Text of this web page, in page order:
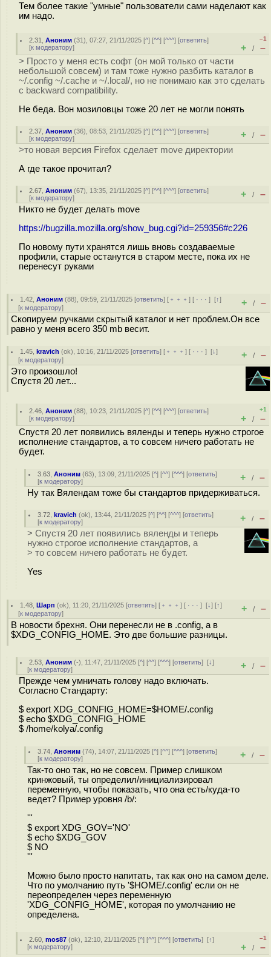
Тем более такие "умные" пользователи сами наделают как
им надо.
2.31 ,Аноним (31), 07:27, 21/11/2025 [^] [^^] [^^^] [ответить]
[к модератору]
–1
+ / –
> Просто у меня есть софт (он мой только от части
небольшой совсем) и там тоже нужно разбить каталог в
~/.config ~/.cache и ~/.local/, но не понимаю как это сделать
с backward compatibility.
Не беда. Вон мозиловцы тоже 20 лет не могли понять
2.37 ,Аноним (36), 08:53, 21/11/2025 [^] [^^] [^^^] [ответить]
[к модератору] + / –
>то новая версия Firefox сделает move директории
А где такое прочитал?
2.67 ,Аноним (67), 13:35, 21/11/2025 [^] [^^] [^^^] [ответить]
[к модератору] + / –
Никто не будет делать move
https://bugzilla.mozilla.org/show_bug.cgi?id=259356#c226
По новому пути хранятся лишь вновь создаваемые
профили, старые останутся в старом месте, пока их не
перенесут руками
1.42 ,Аноним (88), 09:59, 21/11/2025 [ответить] [ ﹢﹢﹢] [ · · ·][↑]
[к модератору] + / –
Скопируем ручками скрытый каталог и нет проблем.Он все
равно у меня всего 350 mb весит.
1.45 ,kravich (ok), 10:16, 21/11/2025 [ответить] [ ﹢﹢﹢] [ · · ·][↓]
[к модератору] + / –
Это произошло!
Спустя 20 лет...
2.46 ,Аноним (88), 10:23, 21/11/2025 [^] [^^] [^^^] [ответить]
[к модератору]
+1
+ / –
Спустя 20 лет появились вяленды и теперь нужно строгое
исполнение стандартов, а то совсем ничего работать не
будет.
3.63 ,Аноним (63), 13:09, 21/11/2025 [^] [^^] [^^^] [ответить]
[к модератору] + / –
Ну так Вялендам тоже бы стандартов придерживаться.
3.72 ,kravich (ok), 13:44, 21/11/2025 [^] [^^] [^^^] [ответить]
[к модератору] + / –
> Спустя 20 лет появились вяленды и теперь
нужно строгое исполнение стандартов, а
> то совсем ничего работать не будет.
Yes
1.48 ,Шарп (ok), 11:20, 21/11/2025 [ответить] [ ﹢﹢﹢] [ · · ·][↓] [↑]
[к модератору] + / –
В новости брехня. Они перенесли не в .config, а в
$XDG_CONFIG_HOME. Это две большие разницы.
2.53 ,Аноним (-), 11:47, 21/11/2025 [^] [^^] [^^^] [ответить][↓]
[к модератору] + / –
Прежде чем умничать голову надо включать.
Согласно Стандарту:
$ export XDG_CONFIG_HOME=$HOME/.config
$ echo $XDG_CONFIG_HOME
$ /home/kolya/.config
3.74 ,Аноним (74), 14:07, 21/11/2025 [^] [^^] [^^^] [ответить]
[к модератору] + / –
Так-то оно так, но не совсем. Пример слишком
кринжовый, ты определил/инициализировал
переменную, чтобы показать, что она есть/куда-то
ведет? Пример уровня /b/:
'''
$ export XDG_GOV='NO'
$ echo $XDG_GOV
$ NO
'''
Можно было просто напитать, так как оно на самом деле.
Что по умолчанию путь '$HOME/.config' если он не
переопределен через переменную
'XDG_CONFIG_HOME', которая по умолчанию не
определена.
2.60 ,mos87 (ok), 12:10, 21/11/2025 [^] [^^] [^^^] [ответить][↑]
[к модератору]
–1
+ / –